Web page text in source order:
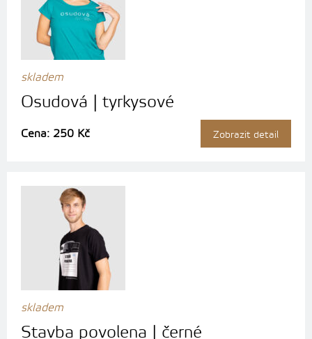
skladem
Osudová | tyrkysové
Cena: 250 Kč Zobrazit detail
skladem
Stavba povolena | černé